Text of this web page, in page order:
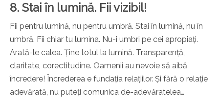
8. Stai în lumină. Fii vizibil!
Fii pentru lumină, nu pentru umbră. Stai în lumină, nu în
umbră. Fii chiar tu lumina. Nu-i umbri pe cei apropiați.
Arată-le calea. Ține totul la lumină. Transparență,
claritate, corectitudine. Oamenii au nevoie să aibă
încredere! Încrederea e fundația relațiilor. Și fără o relație
adevărată, nu puteți comunica de-adevăratelea…